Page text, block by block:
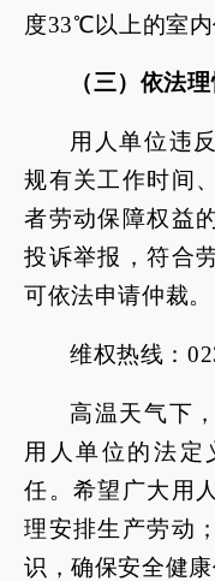
度33℃以上的室内
（三）依法
用人单位违
规有关工作时间
者劳动保障权益
投诉举报，符合
可依法申请仲裁。
维权热线：
高温天气下
用人单位的法定
任。希望广大用
理安排生产劳动
识，确保安全健康